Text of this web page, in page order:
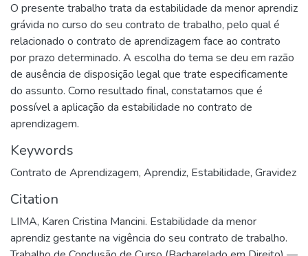
O presente trabalho trata da estabilidade da menor aprendiz
grávida no curso do seu contrato de trabalho, pelo qual é
relacionado o contrato de aprendizagem face ao contrato
por prazo determinado. A escolha do tema se deu em razão
de ausência de disposição legal que trate especificamente
do assunto. Como resultado final, constatamos que é
possível a aplicação da estabilidade no contrato de
aprendizagem.
Keywords
Contrato de Aprendizagem, Aprendiz, Estabilidade, Gravidez
Citation
LIMA, Karen Cristina Mancini. Estabilidade da menor
aprendiz gestante na vigência do seu contrato de trabalho.